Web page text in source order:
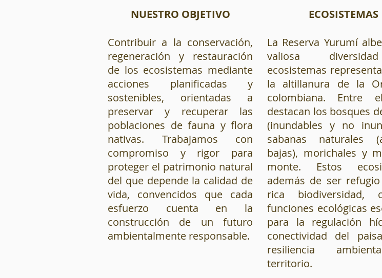
NUESTRO OBJETIVO
Contribuir a la conservación,
regeneración y restauración
de los ecosistemas mediante
acciones planificadas y
sostenibles, orientadas a
preservar y recuperar las
poblaciones de fauna y flora
nativas. Trabajamos con
compromiso y rigor para
proteger el patrimonio natural
del que depende la calidad de
vida, convencidos que cada
esfuerzo cuenta en la
construcción de un futuro
ambientalmente responsable.
ECOSISTEMAS
La Reserva Yurumí
valiosa
ecosistemas
la altillanura de la
colombiana. Entre
destacan los bosques
(inundables y no
sabanas naturales
bajas), morichales y
monte. Estos
además de ser
rica biodiversidad,
funciones ecológicas
para la regulación
conectividad del
resiliencia
territorio.